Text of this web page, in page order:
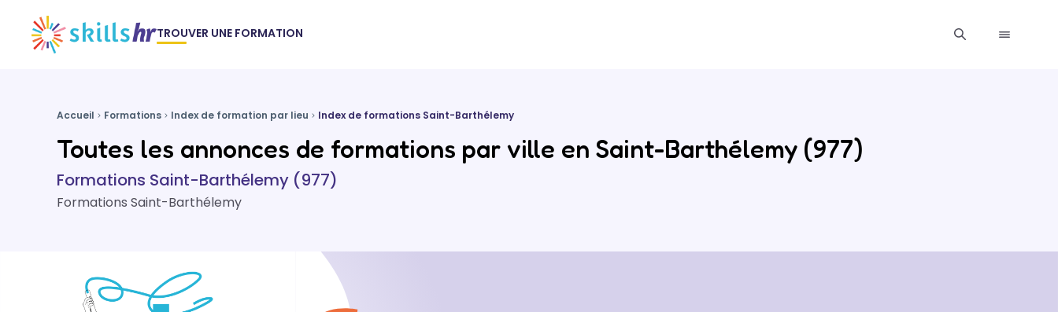
TROUVER UNE FORMATION
Accueil Formations Index de formation par lieu Index de formations Saint-Barthélemy
Toutes les annonces de formations par ville en Saint-Barthélemy (977)
Formations Saint-Barthélemy (977)
Formations Saint-Barthélemy